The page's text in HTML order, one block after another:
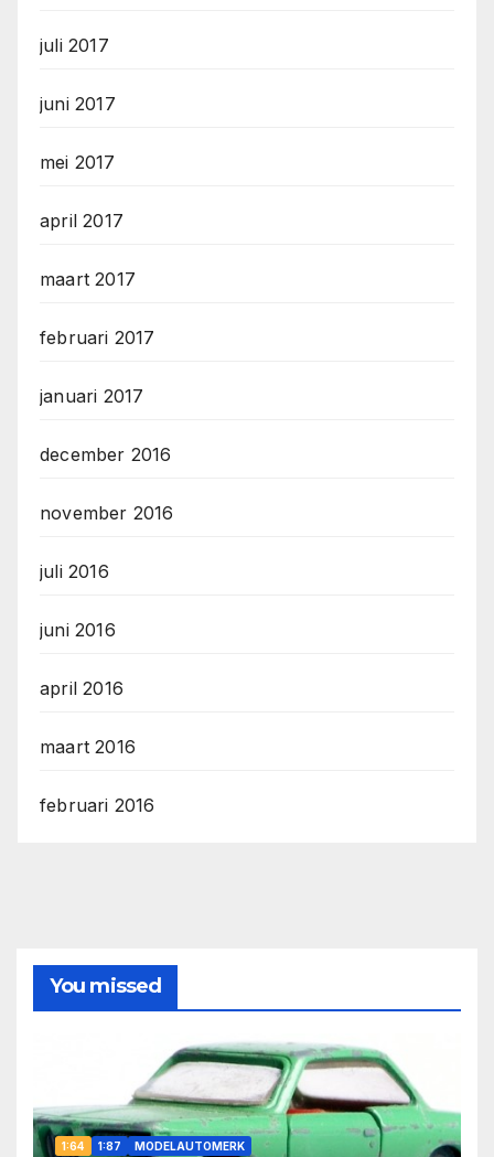
juli 2017
juni 2017
mei 2017
april 2017
maart 2017
februari 2017
januari 2017
december 2016
november 2016
juli 2016
juni 2016
april 2016
maart 2016
februari 2016
You missed
1:64 1:87 MODELAUTOMERK